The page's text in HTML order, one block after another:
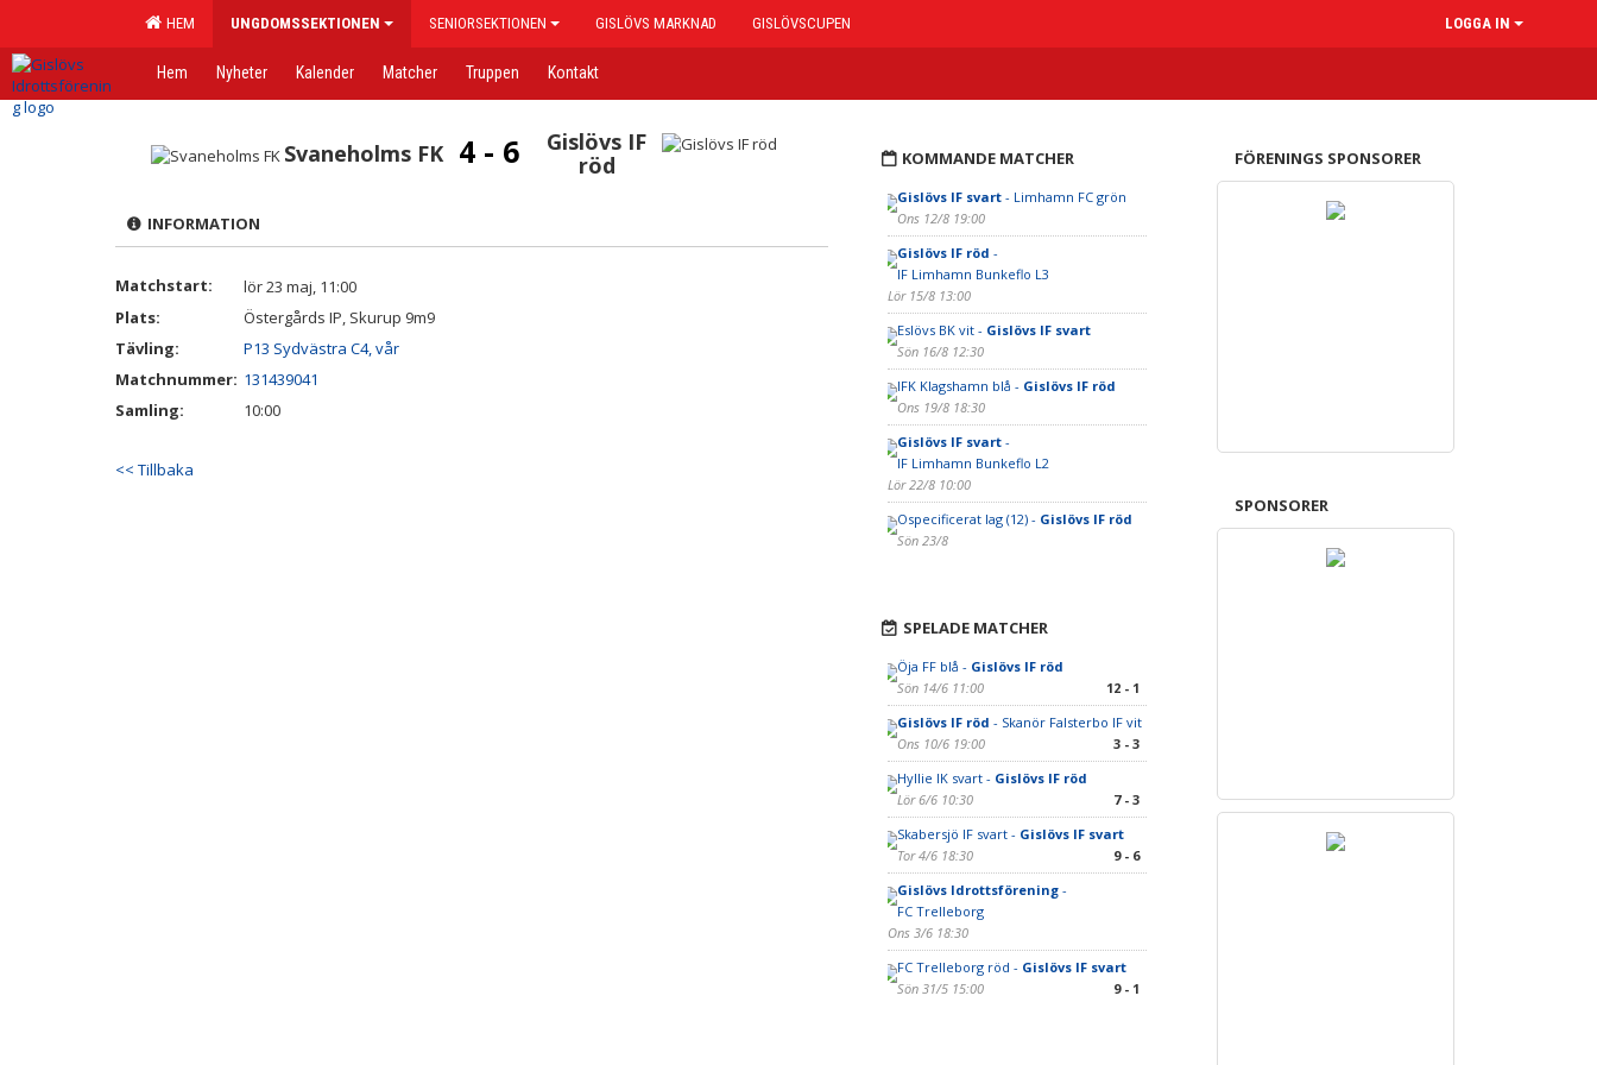
HEM UNGDOMSSEKTIONEN SENIORSEKTIONEN GISLÖVS MARKNAD GISLÖVSCUPEN LOGGA IN
Hem Nyheter Kalender Matcher Truppen Kontakt
Svaneholms FK 4 - 6
Gislövs IF
röd
INFORMATION
Matchstart:
lör 23 maj, 11:00
Plats:
Östergårds IP, Skurup 9m9
Tävling:
P13 Sydvästra C4, vår
Matchnummer: 131439041
Samling:
10:00
<< Tillbaka
KOMMANDE MATCHER
Gislövs IF svart- Limhamn FC grön
Ons 12/8 19:00
Gislövs IF röd -
IF Limhamn Bunkeflo L3
Lör 15/8 13:00
Eslövs BK vit - Gislövs IF svart
Sön 16/8 12:30
IFK Klagshamn blå - Gislövs IF röd
Ons 19/8 18:30
Gislövs IF svart-
IF Limhamn Bunkeflo L2
Lör 22/8 10:00
Ospecificerat lag (12) - Gislövs IF röd
Sön 23/8
SPELADE MATCHER
Öja FF blå - Gislövs IF röd
Sön 14/6 11:00
12 - 1
Gislövs IF röd - Skanör Falsterbo IF vit
Ons 10/6 19:00
3 - 3
Hyllie IK svart - Gislövs IF röd
Lör 6/6 10:30
7 - 3
Skabersjö IF svart - Gislövs IF svart
Tor 4/6 18:30
9 - 6
Gislövs Idrottsförening-
FC Trelleborg
Ons 3/6 18:30
FC Trelleborg röd - Gislövs IF svart
Sön 31/5 15:00
9 - 1
FÖRENINGS SPONSORER
SPONSORER